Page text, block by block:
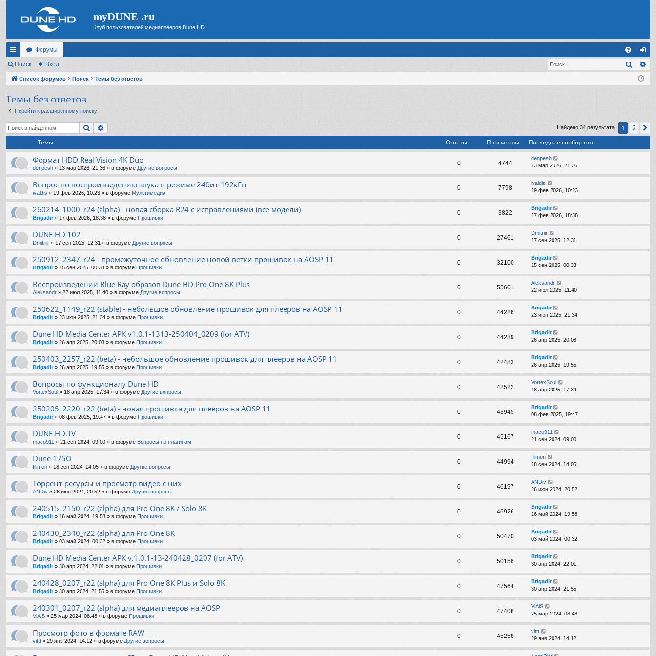
myDUNE .ru
Клуб пользователей медиаплееров Dune HD
с
ы
и
Форумы
FA хо
д
Поиск Вход Поиск
Список форумов Поиск Темы без ответов
Темы без ответов
Перейти к расширенному поиску
Поиск Найдено 34 результата 1 2
Темы Ответы Просмотры Последнее сообщение
Формат HDD Real Vision 4K Duo
denpesh » 13 мар 2026, 21:36 » в форуме Другие вопросы
0 4744
denpesh
13 мар 2026, 21:36
Вопрос по воспроизведению звука в режиме 24бит-192кГц
ivaldis » 19 фев 2026, 10:23 » в форуме Мультимедиа
0 7798
ivaldis
19 фев 2026, 10:23
260214_1000_r24 (alpha) - новая сборка R24 с исправлениями (все модели)
Brigadir» 17 фев 2026, 18:38 » в форуме Прошивки
0 3822
Brigadir
17 фев 2026, 18:38
DUNE HD 102
Dmitriir » 17 сен 2025, 12:31 » в форуме Другие вопросы
0 27461
Dmitriir
17 сен 2025, 12:31
250912_2347_r24 - промежуточное обновление новой ветки прошивок на AOSP 11
Brigadir» 15 сен 2025, 00:33 » в форуме Прошивки
0 32100
Brigadir
15 сен 2025, 00:33
Воспроизведении Blue Ray образов Dune HD Pro One 8K Plus
Aleksandr » 22 июл 2025, 11:40 » в форуме Другие вопросы
0 55601
Aleksandr
22 июл 2025, 11:40
250622_1149_r22 (stable) - небольшое обновление прошивок для плееров на AOSP 11
Brigadir» 23 июн 2025, 21:34 » в форуме Прошивки
0 44226
Brigadir
23 июн 2025, 21:34
Dune HD Media Center APK v1.0.1-1313-250404_0209 (for ATV)
Brigadir» 26 апр 2025, 20:08 » в форуме Прошивки
0 44289
Brigadir
26 апр 2025, 20:08
250403_2257_r22 (beta) - небольшое обновление прошивок для плееров на AOSP 11
Brigadir» 26 апр 2025, 19:55 » в форуме Прошивки
0 42483
Brigadir
26 апр 2025, 19:55
Вопросы по функционалу Dune HD
VortexSoul » 18 апр 2025, 17:34 » в форуме Другие вопросы
0 42522
VortexSoul
18 апр 2025, 17:34
250205_2220_r22 (beta) - новая прошивка для плееров на AOSP 11
Brigadir» 08 фев 2025, 19:47 » в форуме Прошивки
0 43945
Brigadir
08 фев 2025, 19:47
DUNE HD.TV
maco911 » 21 сен 2024, 09:00 » в форуме Вопросы по плагинам
0 45167
maco911
21 сен 2024, 09:00
Dune 175O
filimon » 18 сен 2024, 14:05 » в форуме Другие вопросы
0 44994
filimon
18 сен 2024, 14:05
Торрент-ресурсы и просмотр видео с них
ANDiv » 26 июн 2024, 20:52 » в форуме Другие вопросы
0 46197
ANDiv
26 июн 2024, 20:52
240515_2150_r22 (alpha) для Pro One 8K / Solo 8K
Brigadir» 16 май 2024, 19:58 » в форуме Прошивки
0 46926
Brigadir
16 май 2024, 19:58
240430_2340_r22 (alpha) для Pro One 8K
Brigadir» 03 май 2024, 00:32 » в форуме Прошивки
0 50470
Brigadir
03 май 2024, 00:32
Dune HD Media Center APK v.1.0.1-13-240428_0207 (for ATV)
Brigadir» 30 апр 2024, 22:01 » в форуме Прошивки
0 50156
Brigadir
30 апр 2024, 22:01
240428_0207_r22 (alpha) для Pro One 8K Plus и Solo 8K
Brigadir» 30 апр 2024, 21:55 » в форуме Прошивки
0 47564
Brigadir
30 апр 2024, 21:55
240301_0207_r22 (alpha) для медиаплееров на AOSP
VlAlS » 25 мар 2024, 08:48 » в форуме Прошивки
0 47408
VlAlS
25 мар 2024, 08:48
Просмотр фото в формате RAW
vittt » 29 янв 2024, 14:12 » в форуме Другие вопросы
0 45258
vittt
29 янв 2024, 14:12